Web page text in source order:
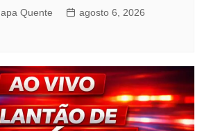
Quente
agosto 6, 2026